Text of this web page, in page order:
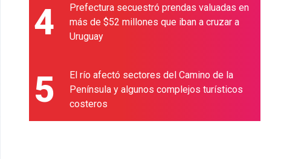
4
Prefectura secuestró prendas valuadas en
más de $52 millones que iban a cruzar a
Uruguay
5
El río afectó sectores del Camino de la
Península y algunos complejos turísticos
costeros